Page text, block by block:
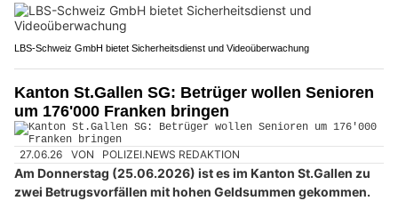
LBS-Schweiz GmbH bietet Sicherheitsdienst und Videoüberwachung
Kanton St.Gallen SG: Betrüger wollen Senioren
um 176'000 Franken bringen
27.06.26 VON POLIZEI.NEWS REDAKTION
Am Donnerstag (25.06.2026) ist es im Kanton St.Gallen zu
zwei Betrugsvorfällen mit hohen Geldsummen gekommen.